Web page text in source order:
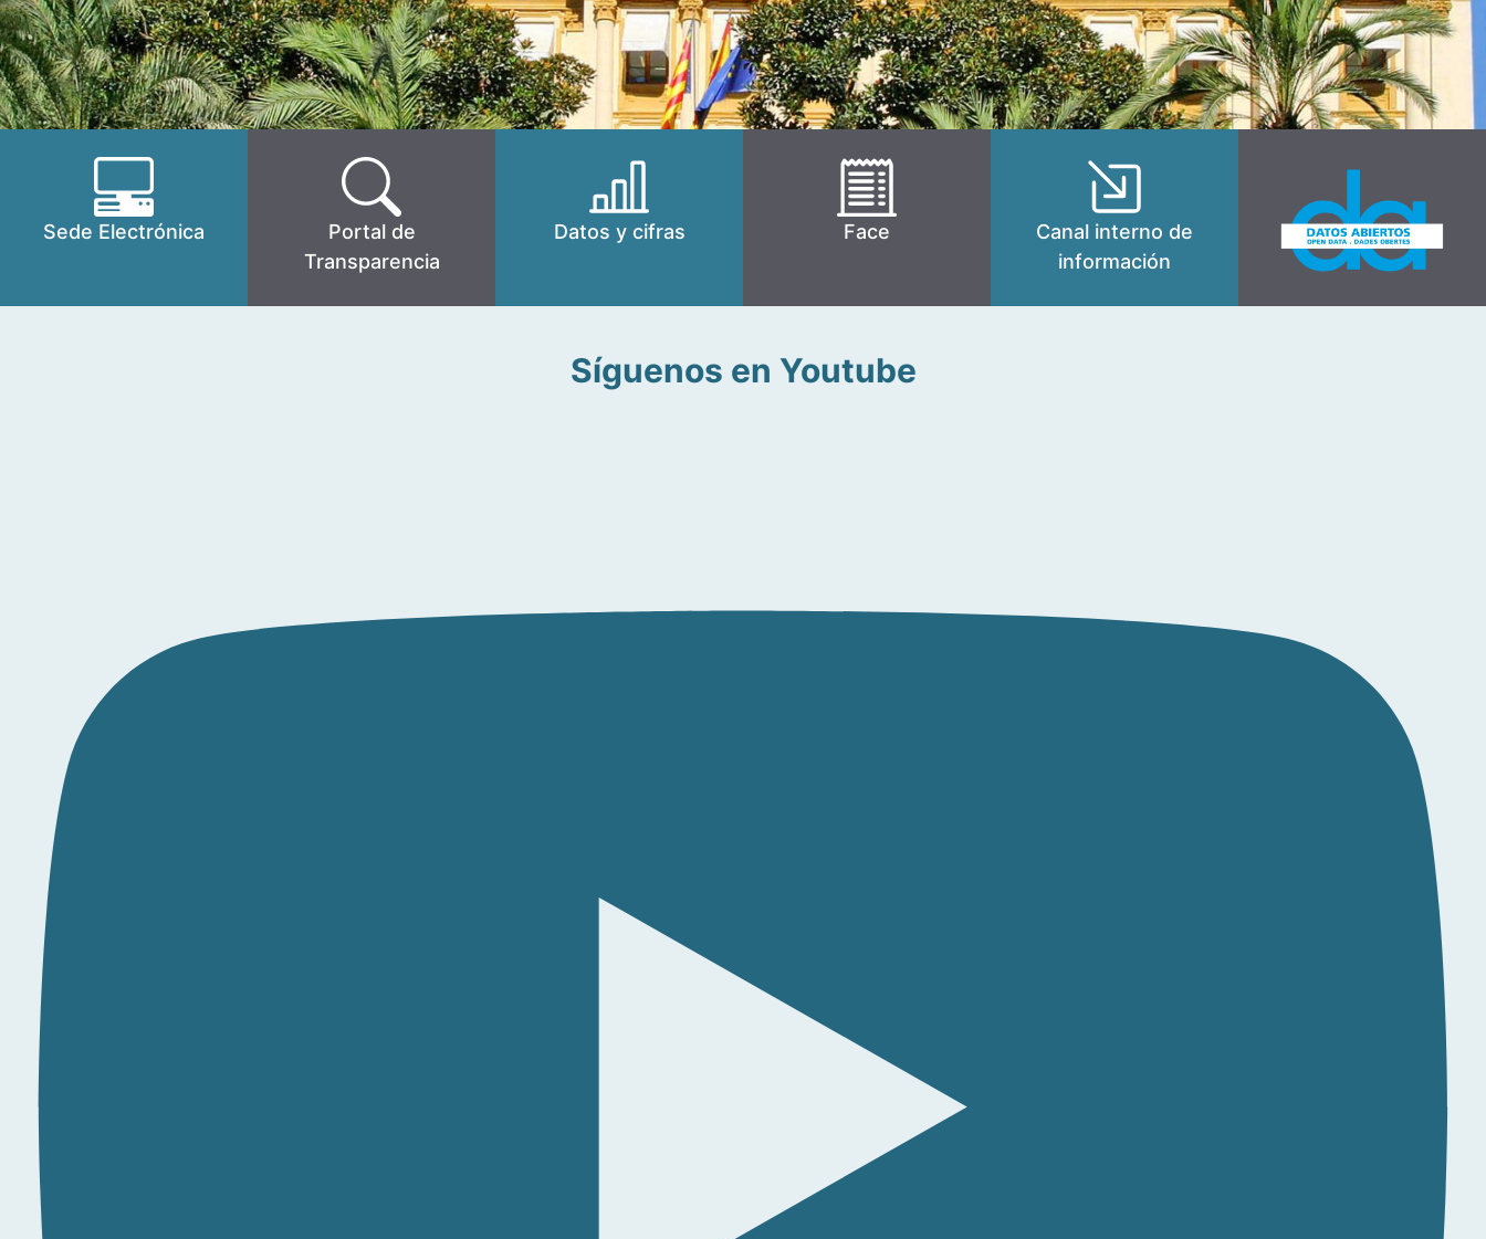
Sede Electrónica
Portal de
Transparencia
Datos y cifras Face
Canal interno de
información
Síguenos en Youtube